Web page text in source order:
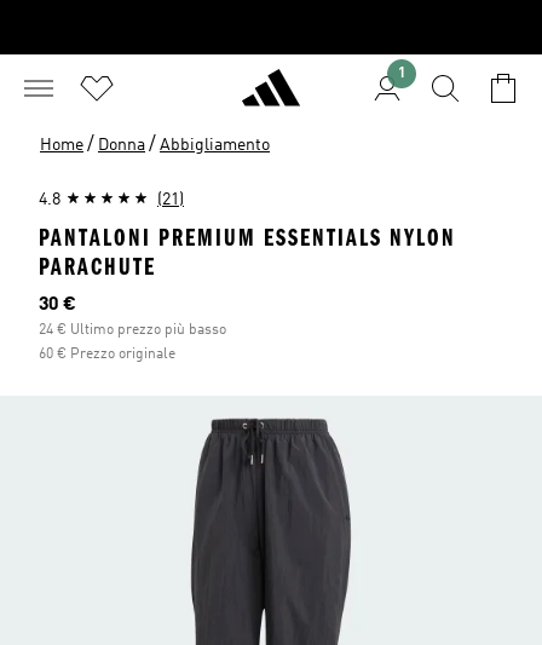
1
Home / Donna / Abbigliamento
4.8 (21)
PANTALONI PREMIUM ESSENTIALS NYLON
PARACHUTE
Prezzo attuale
30 €
24 € Ultimo prezzo più basso
60 € Prezzo originale